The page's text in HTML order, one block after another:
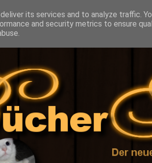
its services and to analyze traffic.
and security metrics to ensure